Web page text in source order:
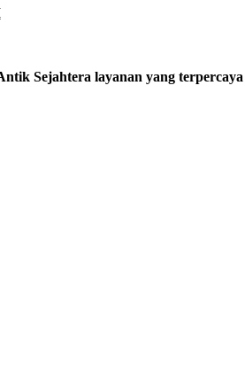
Sejahtera layanan yang